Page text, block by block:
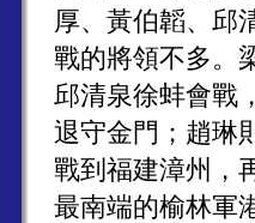
厚、黃伯韜、邱
戰的將領不多。
邱清泉徐蚌會戰
退守金門；趙琳
戰到福建漳州，
最南端的榆林軍